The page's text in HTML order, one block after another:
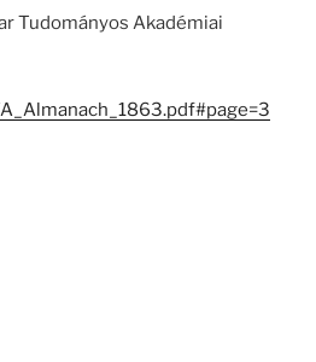
Tudományos Akadémiai